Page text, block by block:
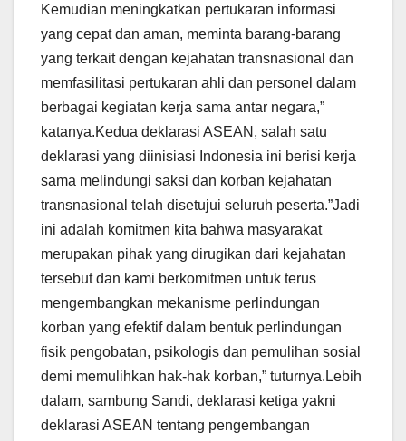
Kemudian meningkatkan pertukaran informasi
yang cepat dan aman, meminta barang-barang
yang terkait dengan kejahatan transnasional dan
memfasilitasi pertukaran ahli dan personel dalam
berbagai kegiatan kerja sama antar negara,”
katanya.Kedua deklarasi ASEAN, salah satu
deklarasi yang diinisiasi Indonesia ini berisi kerja
sama melindungi saksi dan korban kejahatan
transnasional telah disetujui seluruh peserta.”Jadi
ini adalah komitmen kita bahwa masyarakat
merupakan pihak yang dirugikan dari kejahatan
tersebut dan kami berkomitmen untuk terus
mengembangkan mekanisme perlindungan
korban yang efektif dalam bentuk perlindungan
fisik pengobatan, psikologis dan pemulihan sosial
demi memulihkan hak-hak korban,” tuturnya.Lebih
dalam, sambung Sandi, deklarasi ketiga yakni
deklarasi ASEAN tentang pengembangan